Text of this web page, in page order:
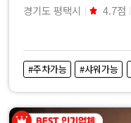
경기도 평택시 4.7점
#주차가능 #샤워가능